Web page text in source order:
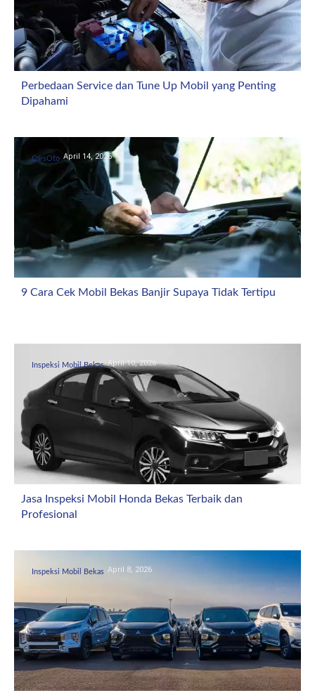
Perbedaan Service dan Tune Up Mobil yang Penting
Dipahami
CarsOto April 14, 2026
9 Cara Cek Mobil Bekas Banjir Supaya Tidak Tertipu
Inspeksi Mobil Bekas April 10, 2026
Jasa Inspeksi Mobil Honda Bekas Terbaik dan
Profesional
Inspeksi Mobil Bekas April 8, 2026